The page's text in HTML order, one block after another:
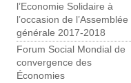
l’Economie Solidaire à
l’occasion de l’Assemblée
générale 2017-2018
Forum Social Mondial de
convergence des
Économies